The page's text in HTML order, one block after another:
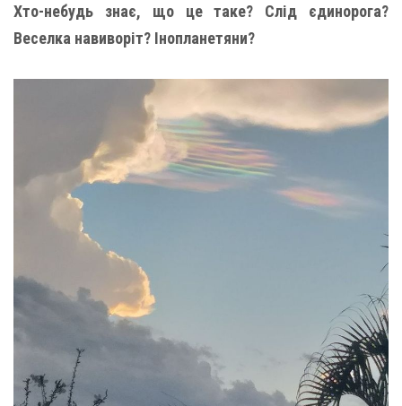
Хто-небудь знає, що це таке? Слід єдинорога?
Веселка навиворіт? Інопланетяни?